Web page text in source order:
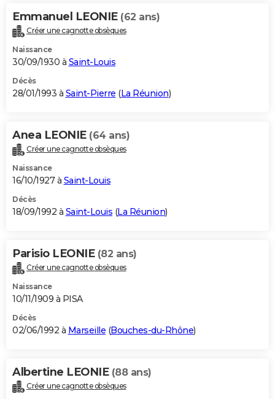
Emmanuel LEONIE (62 ans)
Créer une cagnotte obsèques
Naissance
30/09/1930 à Saint-Louis
Décès
28/01/1993 à Saint-Pierre (La Réunion)
Anea LEONIE (64 ans)
Créer une cagnotte obsèques
Naissance
16/10/1927 à Saint-Louis
Décès
18/09/1992 à Saint-Louis (La Réunion)
Parisio LEONIE (82 ans)
Créer une cagnotte obsèques
Naissance
10/11/1909 à PISA
Décès
02/06/1992 à Marseille (Bouches-du-Rhône)
Albertine LEONIE (88 ans)
Créer une cagnotte obsèques